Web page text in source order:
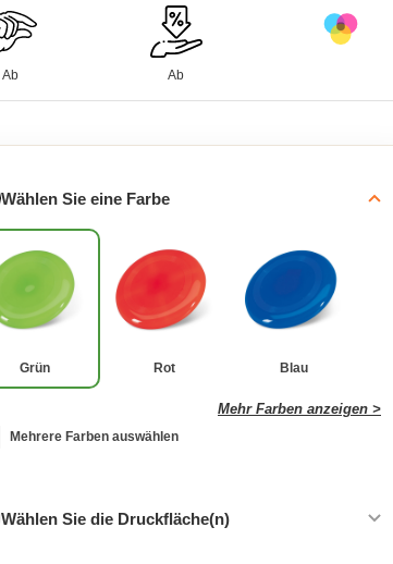
Ab Ab
Wählen Sie eine Farbe
Grün Rot Blau
Mehr Farben anzeigen >
Mehrere Farben auswählen
Wählen Sie die Druckfläche(n)